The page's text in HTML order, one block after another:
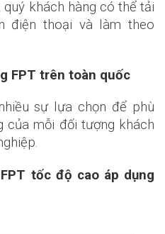
quý khách hàng có thể tải
điện thoại và làm theo
FPT trên toàn quốc
sự lựa chọn để phù
của mỗi đối tượng khách
tốc độ cao áp dụng